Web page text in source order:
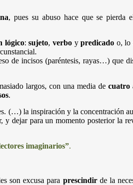
, pues su abuso hace que se pierda
lógico:sujeto, verboypredicado o, lo
de incisos (paréntesis, rayas…) que
largos, con una media decuatro
.
(…) la inspiración y la concentración
dejar para un momento posterior la
imaginarios”.
son excusa para prescindirde la